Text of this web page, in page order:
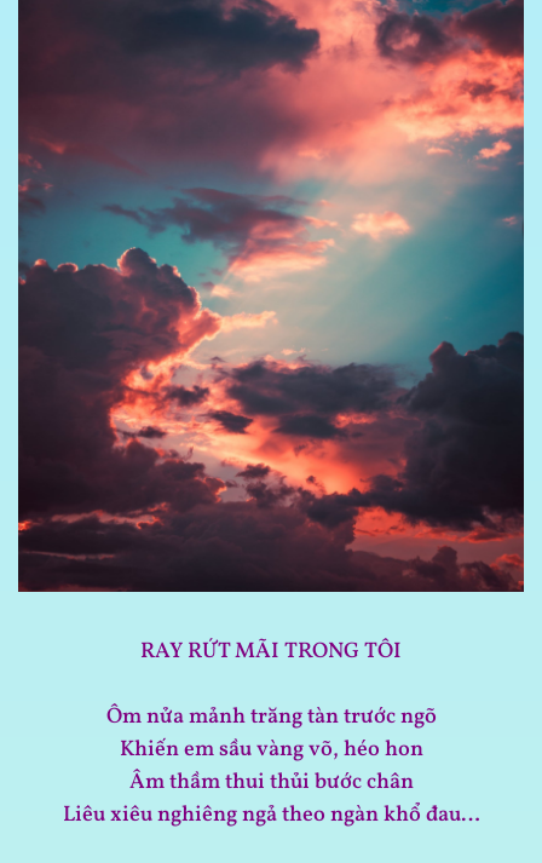
RAY RỨT MÃI TRONG TÔI
Ôm nửa mảnh trăng tàn trước ngõ
Khiến em sầu vàng võ, héo hon
Âm thầm thui thủi bước chân
Liêu xiêu nghiêng ngả theo ngàn khổ đau…